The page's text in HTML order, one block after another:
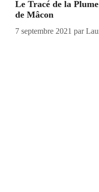
Le Tracé de la
de Mâcon
7 septembre 2021 par